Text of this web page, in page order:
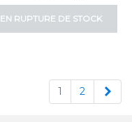
EN RUPTURE DE STOCK
1 2